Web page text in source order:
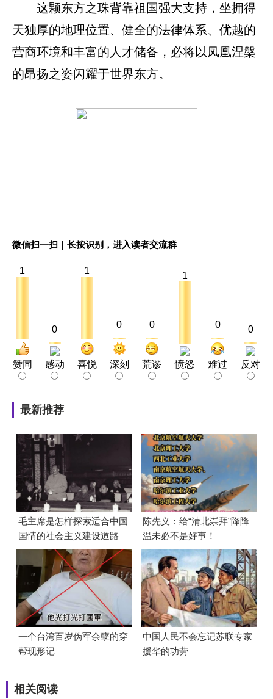
这颗东方之珠背靠祖国强大支持，坐拥得
天独厚的地理位置、健全的法律体系、优越的
营商环境和丰富的人才储备，必将以凤凰涅槃
的昂扬之姿闪耀于世界东方。
微信扫一扫｜长按识别，进入读者交流群
1
赞同
0
感动
1
喜悦
0
深刻
0
荒谬
1
愤怒
0
难过
0
反对
最新推荐
毛主席是怎样探索适合中国
国情的社会主义建设道路
的？
陈先义：给“清北崇拜”降降
温未必不是好事！
一个台湾百岁伪军余孽的穿
帮现形记
中国人民不会忘记苏联专家
援华的功劳
相关阅读